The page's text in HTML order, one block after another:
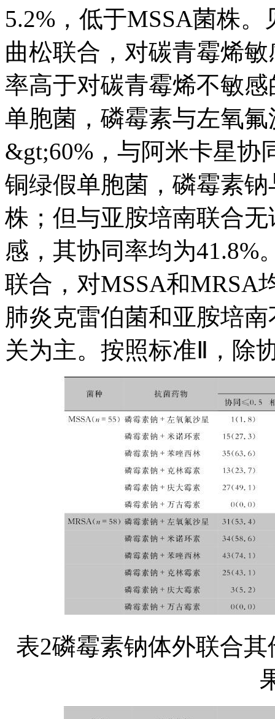
5.2%，低于MSSA菌株
曲松联合，对碳青霉烯
率高于对碳青霉烯不敏
单胞菌，磷霉素与左氧
&gt;60%，与阿米卡星协
铜绿假单胞菌，磷霉素
株；但与亚胺培南联合
感，其协同率均为41.8%
联合，对MSSA和MRSA
肺炎克雷伯菌和亚胺培
关为主。按照标准Ⅱ，除
表2磷霉素钠体外联合